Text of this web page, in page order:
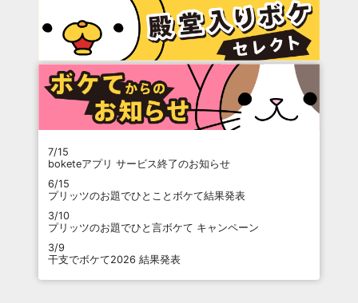
7/15
boketeアプリ サービス終了のお知らせ
6/15
プリッツのお題でひとことボケて結果発表
3/10
プリッツのお題でひと言ボケて キャンペーン
3/9
干支でボケて2026 結果発表